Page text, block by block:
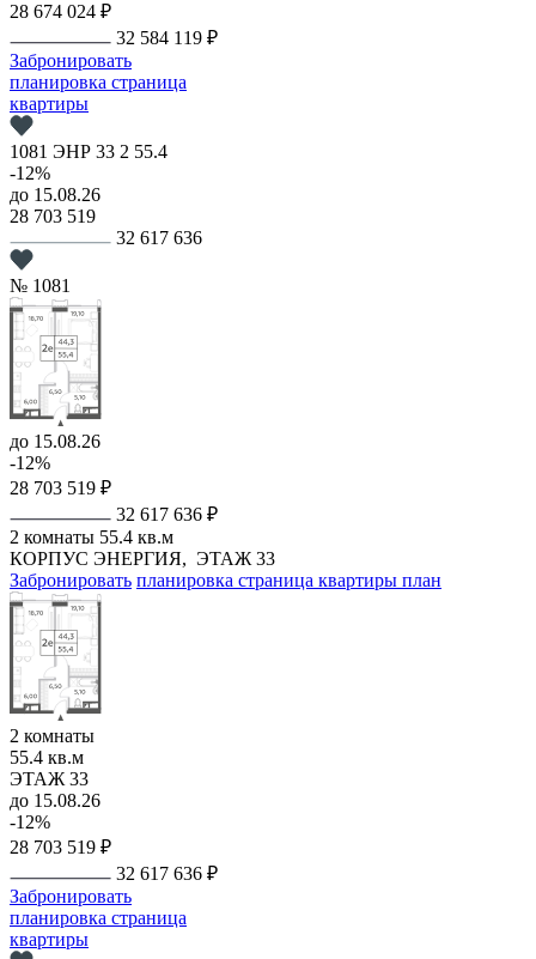
28 674 024 ₽
32 584 119 ₽
Забронировать
планировка страница
квартиры
1081 ЭНР 33 2 55.4
-12%
до 15.08.26
28 703 519
32 617 636
№ 1081
до 15.08.26
-12%
28 703 519 ₽
32 617 636 ₽
2 комнаты 55.4 кв.м
КОРПУС ЭНЕРГИЯ, ЭТАЖ 33
Забронировать планировка страница квартиры план
2 комнаты
55.4 кв.м
ЭТАЖ 33
до 15.08.26
-12%
28 703 519 ₽
32 617 636 ₽
Забронировать
планировка страница
квартиры